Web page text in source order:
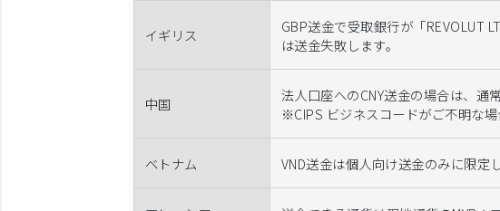
イギリス
GBP送金で受取銀行が「REVOLUT
は送金失敗します。
中国
法人口座へのCNY送金の場合は、通
※CIPS ビジネスコードがご不明な
ベトナム VND送金は個人向け送金のみに限定